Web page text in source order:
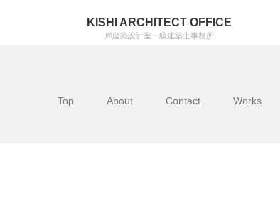
KISHI ARCHITECT OFFICE
岸建築設計室一級建築士事務所
Top About Contact Works